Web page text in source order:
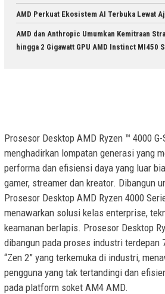
AMD Perkuat Ekosistem AI Terbuka Lewat
AMD dan Anthropic Umumkan Kemitraan
hingga 2 Gigawatt GPU AMD Instinct MI450
Prosesor Desktop AMD Ryzen ™ 4000
menghadirkan lompatan generasi yang
performa dan efisiensi daya yang luar
gamer, streamer dan kreator. Dibangun
Prosesor Desktop AMD Ryzen 4000
menawarkan solusi kelas enterprise,
keamanan berlapis. Prosesor Desktop
dibangun pada proses industri terdepan
“Zen 2” yang terkemuka di industri,
pengguna yang tak tertandingi dan
pada platform soket AM4 AMD.